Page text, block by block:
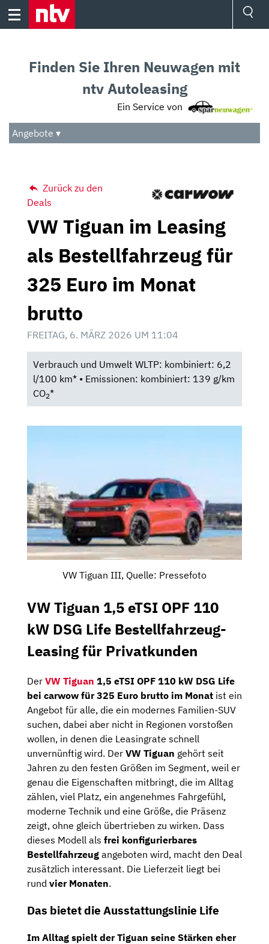
Skip
Audio
Das Beste
Finden Sie Ihren Neuwagen mit
ntv Autoleasing
Ein Service von
Angebote ▾
Zurück zu den
Deals
VW Tiguan im Leasing
als Bestellfahrzeug für
325 Euro im Monat
brutto
FREITAG, 6. MÄRZ 2026 UM 11:04
Verbrauch und Umwelt WLTP: kombiniert: 6,2
l/100 km* • Emissionen: kombiniert: 139 g/km
CO2*
VW Tiguan III, Quelle: Pressefoto
VW Tiguan 1,5 eTSI OPF 110
kW DSG Life Bestellfahrzeug-
Leasing für Privatkunden
Der VW Tiguan 1,5 eTSI OPF 110 kW DSG Life
bei carwow für 325 Euro brutto im Monat ist ein
Angebot für alle, die ein modernes Familien-SUV
suchen, dabei aber nicht in Regionen vorstoßen
wollen, in denen die Leasingrate schnell
unvernünftig wird. Der VW Tiguan gehört seit
Jahren zu den festen Größen im Segment, weil er
genau die Eigenschaften mitbringt, die im Alltag
zählen, viel Platz, ein angenehmes Fahrgefühl,
moderne Technik und eine Größe, die Präsenz
zeigt, ohne gleich übertrieben zu wirken. Dass
dieses Modell als frei konfigurierbares
Bestellfahrzeug angeboten wird, macht den Deal
zusätzlich interessant. Die Lieferzeit liegt bei
rund vier Monaten.
Das bietet die Ausstattungslinie Life
Im Alltag spielt der Tiguan seine Stärken eher